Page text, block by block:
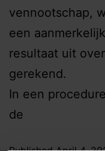
vennootschap,
een
resultaat uit
gerekend.
In een
de